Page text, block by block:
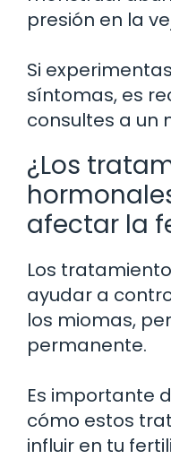
presión en la
Si
síntomas, es
consultes a un
¿Los
afectar la
Los
ayudar a
los miomas,
permanente.
Es importante
cómo estos
influir en tu